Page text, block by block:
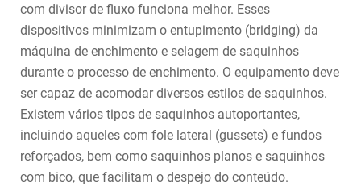
com divisor de fluxo funciona melhor. Esses
dispositivos minimizam o entupimento (bridging) da
máquina de enchimento e selagem de saquinhos
durante o processo de enchimento. O equipamento deve
ser capaz de acomodar diversos estilos de saquinhos.
Existem vários tipos de saquinhos autoportantes,
incluindo aqueles com fole lateral (gussets) e fundos
reforçados, bem como saquinhos planos e saquinhos
com bico, que facilitam o despejo do conteúdo.